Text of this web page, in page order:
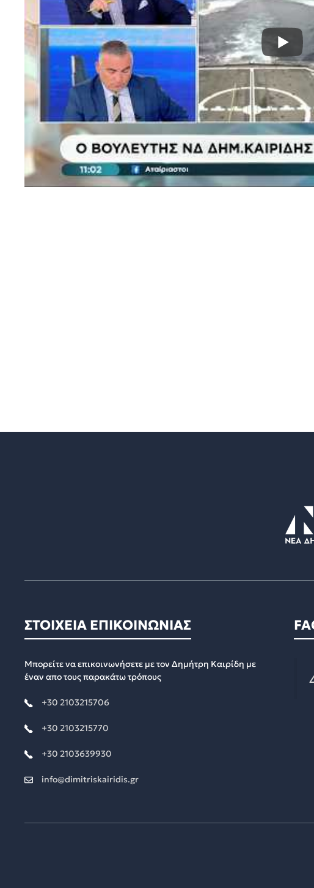
ΣΤΟΙΧΕΙΑ ΕΠΙΚΟΙΝΩΝΙΑΣ
Μπορείτε να επικοινωνήσετε με τον Δημήτρη Καιρίδη με
έναν απο τους παρακάτω τρόπους
+30 2103215706
+30 2103215770
+30 2103639930
info@dimitriskairidis.gr